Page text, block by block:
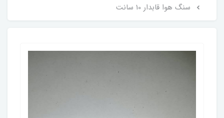
سنگ هوا قابدار 10 سانت